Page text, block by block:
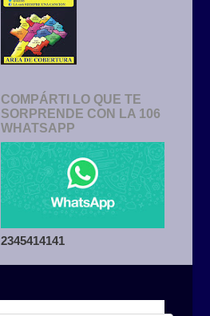
COMPÁRTI LO QUE TE
SORPRENDE CON LA 106
WHATSAPP
2345414141